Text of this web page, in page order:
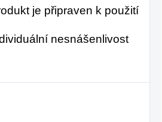
je připraven k použití
nesnášenlivost